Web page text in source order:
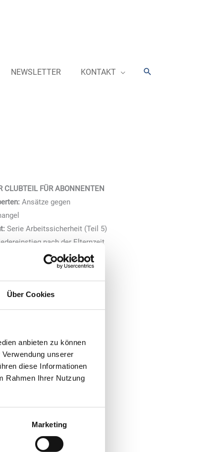
Über Cookies
anbieten zu können
unserer
diese Informationen
Rahmen Ihrer Nutzung
Marketing
NEWSLETTER KONTAKT Suchen
CLUBTEIL FÜR ABONNENTEN
Ansätze gegen
Serie Arbeitssicherheit (Teil 5)
nach der Elternzeit
Kaufverhalten